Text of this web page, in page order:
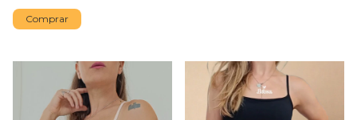
Comprar